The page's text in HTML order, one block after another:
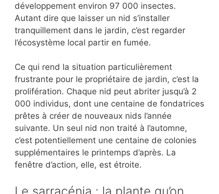
développement environ 97 000 insectes.
Autant dire que laisser un nid s’installer
tranquillement dans le jardin, c’est regarder
l’écosystème local partir en fumée.
Ce qui rend la situation particulièrement
frustrante pour le propriétaire de jardin, c’est la
prolifération. Chaque nid peut abriter jusqu’à 2
000 individus, dont une centaine de fondatrices
prêtes à créer de nouveaux nids l’année
suivante. Un seul nid non traité à l’automne,
c’est potentiellement une centaine de colonies
supplémentaires le printemps d’après. La
fenêtre d’action, elle, est étroite.
Le sarracénia : la plante qu’on